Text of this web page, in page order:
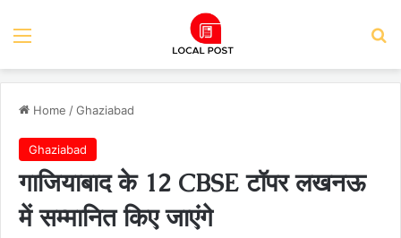
Menu
Home /Ghaziabad
Ghaziabad
गाजियाबाद के 12 CBSE टॉपर लखनऊ
में सम्मानित किए जाएंगे